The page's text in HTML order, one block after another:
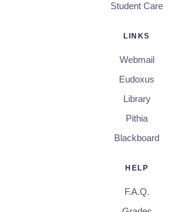
Student Care
LINKS
Webmail
Eudoxus
Library
Pithia
Blackboard
HELP
F.A.Q.